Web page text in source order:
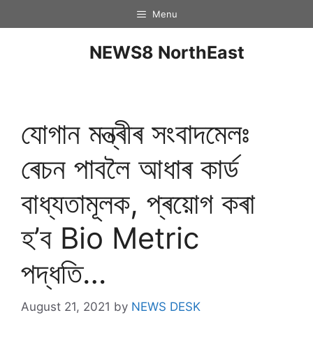
Menu
NEWS8 NorthEast
যোগান মন্ত্ৰীৰ সংবাদমেলঃ
ৰেচন পাবলৈ আধাৰ কাৰ্ড
বাধ্যতামূলক, প্ৰয়োগ কৰা
হ’ব Bio Metric
পদ্ধতি…
August 21, 2021 by NEWS DESK